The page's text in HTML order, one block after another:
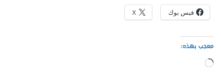
فيس بوك X
معجب بهذه:
جاري